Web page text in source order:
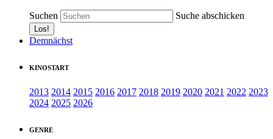
Suchen Suche abschicken
Demnächst
KINOSTART
2013 2014 2015 2016 2017 2018 2019 2020 2021 2022 2023
2024 2025 2026
GENRE